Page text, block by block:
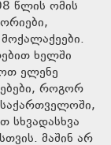
წლის ომის
ხელში
ელენე
როგორ
სხვადასხვა
მაშინ არ